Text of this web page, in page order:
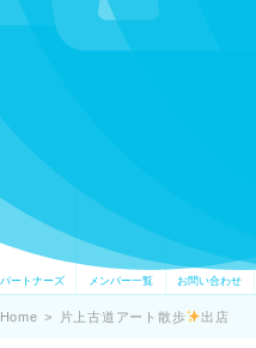
パートナーズ メンバー一覧 お問い合わせ
Home > 片上古道アート散歩 出店